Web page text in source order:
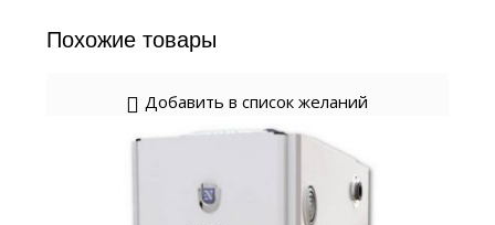
Похожие товары
Добавить в список желаний